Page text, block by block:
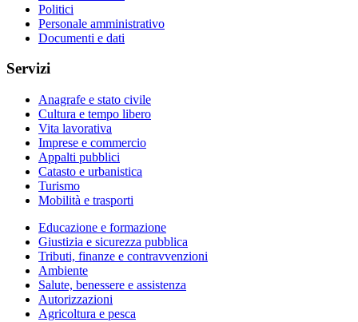
Politici
Personale amministrativo
Documenti e dati
Servizi
Anagrafe e stato civile
Cultura e tempo libero
Vita lavorativa
Imprese e commercio
Appalti pubblici
Catasto e urbanistica
Turismo
Mobilità e trasporti
Educazione e formazione
Giustizia e sicurezza pubblica
Tributi, finanze e contravvenzioni
Ambiente
Salute, benessere e assistenza
Autorizzazioni
Agricoltura e pesca